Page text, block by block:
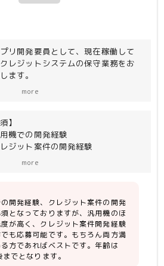
リ開発要員として、現在稼働して
レジットシステムの保守業務をお
ます。
件対応、調査対応、障害対応など、
ジットシステムの特定業務の保守対
＞
システムの中で使用する主な技術
で構成されております。
用機：富士通GS21シリーズ
：NDB（ネットワーク型データベ
more
】
用機での開発経験
レジット案件の開発経験
機：GS21 MSP）
テム内で他社含む他チーム・顧客
整経験
件推進の経験
more
開発経験、クレジット案件の開発
となっておりますが、汎用機のほ
が高く、クレジット案件開発経験
も応募可能です。もちろん両方満
方であればベストです。年齢は
でとなります。